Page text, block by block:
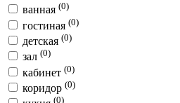
ванная (0)
гостиная (0)
детская (0)
зал (0)
кабинет (0)
коридор (0)
(0)